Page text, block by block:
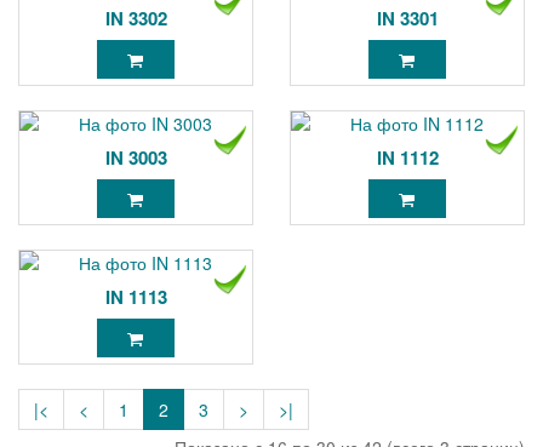
IN 3302 IN 3301
IN 3003 IN 1112
IN 1113
|< < 1 2 3 >
>|